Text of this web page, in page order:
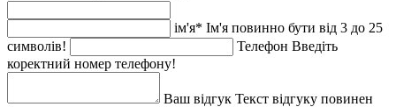
ім'я* Ім'я повинно бути від 3 до 25
символів!
Телефон Введіть
коректний номер телефону!
Ваш відгук Текст відгуку повинен